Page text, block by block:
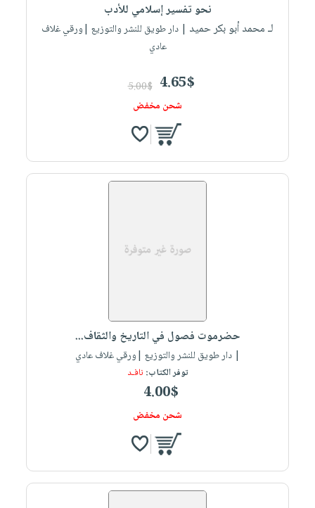
نحو تفسير إسلامي للأدب
لـ محمد أبو بكر حميد | دار طويق للنشر والتوزيع |ورقي غلاف
عادي
4.65$
5.00$
شحن مخفض
حضرموت فصول في التاريخ والثقاف...
| دار طويق للنشر والتوزيع |ورقي غلاف عادي
توفر الكتاب: نافـد
4.00$
شحن مخفض